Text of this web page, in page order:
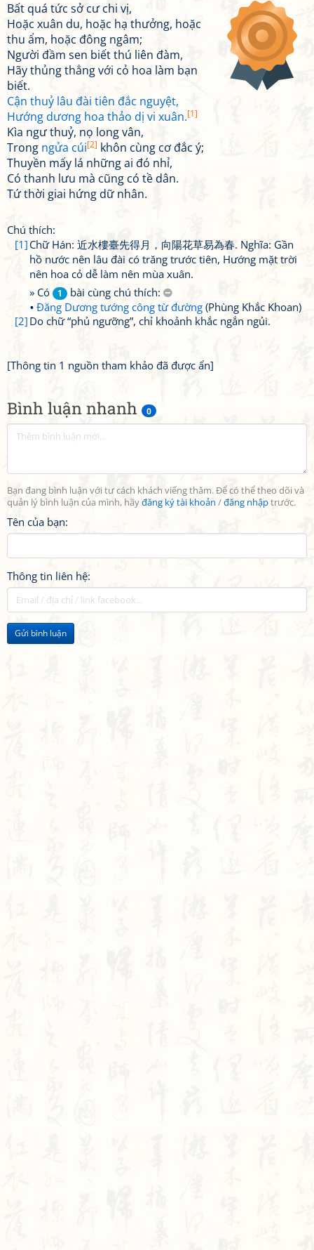
Bình luận nhanh 0
Bạn đang bình luận với tư cách khách viếng thăm. Để có thể theo dõi và
quản lý bình luận của mình, hãyđăng ký tài khoản /đăng nhậptrước.
Tên của bạn:
Thông tin liên hệ:
Gửi bình luận
Bất quá tức sở cư chi vị,
Hoặc xuân du, hoặc hạ thưởng, hoặc
thu ẩm, hoặc đông ngâm;
Người đầm sen biết thú liên đàm,
Hãy thủng thẳng với cỏ hoa làm bạn
biết.
Cận thuỷ lâu đài tiên đắc nguyệt,
Hướng dương hoa thảo dị vi xuân.[1]
Kìa ngư thuỷ, nọ long vân,
Trong ngửa cúi[2] khôn cùng cơ đắc ý;
Thuyền mấy lá những ai đó nhỉ,
Có thanh lưu mà cũng có tề dân.
Tứ thời giai hứng dữ nhân.
Chú thích:
[1] Chữ Hán: 近水樓臺先得月，向陽花草易為春. Nghĩa: Gần
hồ nước nên lâu đài có trăng trước tiên, Hướng mặt trời
nên hoa cỏ dễ làm nên mùa xuân.
» Có
1
bài cùng chú thích:
Đăng Dương tướng công từ đường (Phùng Khắc Khoan)
[2] Do chữ “phủ ngưỡng”, chỉ khoảnh khắc ngắn ngủi.
[Thông tin 1 nguồn tham khảo đã được ẩn]